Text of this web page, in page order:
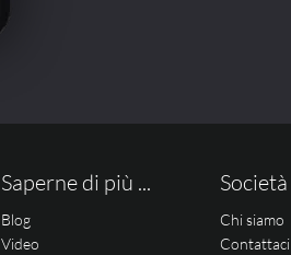
Saperne di più ...
Blog
Video
Società
Chi siamo
Contattaci